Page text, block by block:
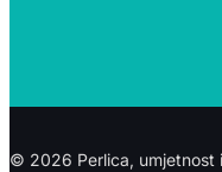
© 2026 Perlica, umjetnost